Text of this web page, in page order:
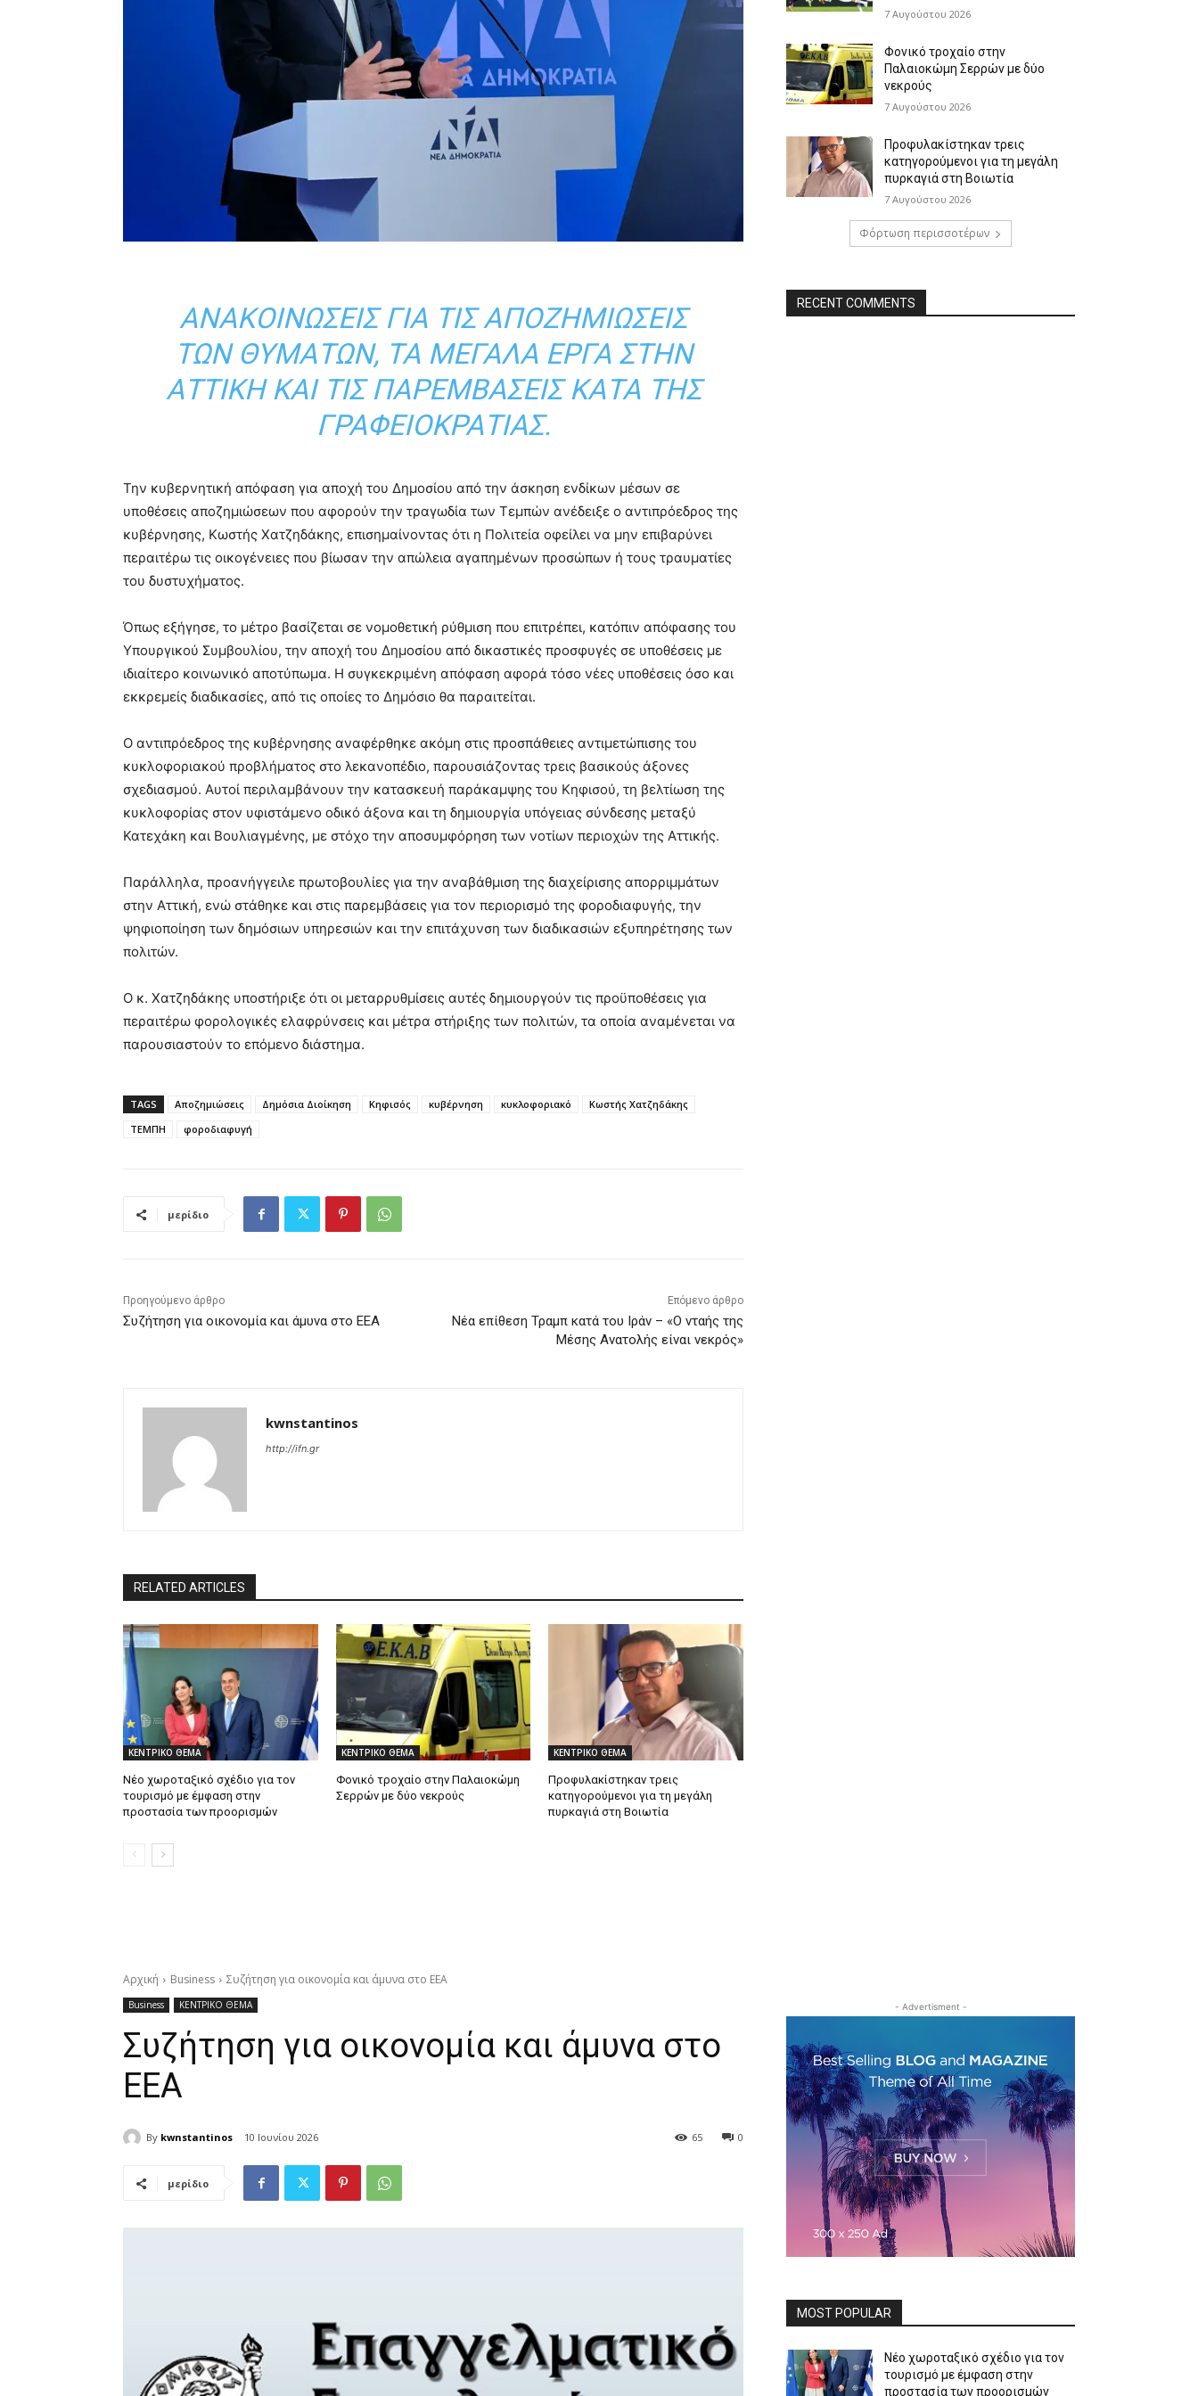
ΑΝΑΚΟΙΝΏΣΕΙΣ ΓΙΑ ΤΙΣ ΑΠΟΖΗΜΙΏΣΕΙΣ
ΤΩΝ ΘΥΜΆΤΩΝ, ΤΑ ΜΕΓΆΛΑ ΈΡΓΑ ΣΤΗΝ
ΑΤΤΙΚΉ ΚΑΙ ΤΙΣ ΠΑΡΕΜΒΆΣΕΙΣ ΚΑΤΆ ΤΗΣ
ΓΡΑΦΕΙΟΚΡΑΤΊΑΣ.
Την κυβερνητική απόφαση για αποχή του Δημοσίου από την άσκηση ενδίκων μέσων σε
υποθέσεις αποζημιώσεων που αφορούν την τραγωδία των Τεμπών ανέδειξε ο αντιπρόεδρος της
κυβέρνησης, Κωστής Χατζηδάκης, επισημαίνοντας ότι η Πολιτεία οφείλει να μην επιβαρύνει
περαιτέρω τις οικογένειες που βίωσαν την απώλεια αγαπημένων προσώπων ή τους τραυματίες
του δυστυχήματος.
Όπως εξήγησε, το μέτρο βασίζεται σε νομοθετική ρύθμιση που επιτρέπει, κατόπιν απόφασης του
Υπουργικού Συμβουλίου, την αποχή του Δημοσίου από δικαστικές προσφυγές σε υποθέσεις με
ιδιαίτερο κοινωνικό αποτύπωμα. Η συγκεκριμένη απόφαση αφορά τόσο νέες υποθέσεις όσο και
εκκρεμείς διαδικασίες, από τις οποίες το Δημόσιο θα παραιτείται.
Ο αντιπρόεδρος της κυβέρνησης αναφέρθηκε ακόμη στις προσπάθειες αντιμετώπισης του
κυκλοφοριακού προβλήματος στο λεκανοπέδιο, παρουσιάζοντας τρεις βασικούς άξονες
σχεδιασμού. Αυτοί περιλαμβάνουν την κατασκευή παράκαμψης του Κηφισού, τη βελτίωση της
κυκλοφορίας στον υφιστάμενο οδικό άξονα και τη δημιουργία υπόγειας σύνδεσης μεταξύ
Κατεχάκη και Βουλιαγμένης, με στόχο την αποσυμφόρηση των νοτίων περιοχών της Αττικής.
Παράλληλα, προανήγγειλε πρωτοβουλίες για την αναβάθμιση της διαχείρισης απορριμμάτων
στην Αττική, ενώ στάθηκε και στις παρεμβάσεις για τον περιορισμό της φοροδιαφυγής, την
ψηφιοποίηση των δημόσιων υπηρεσιών και την επιτάχυνση των διαδικασιών εξυπηρέτησης των
πολιτών.
Ο κ. Χατζηδάκης υποστήριξε ότι οι μεταρρυθμίσεις αυτές δημιουργούν τις προϋποθέσεις για
περαιτέρω φορολογικές ελαφρύνσεις και μέτρα στήριξης των πολιτών, τα οποία αναμένεται να
παρουσιαστούν το επόμενο διάστημα.
TAGS Αποζημιώσεις Δημόσια Διοίκηση Κηφισός κυβέρνηση κυκλοφοριακό
Κωστής Χατζηδάκης
ΤΕΜΠΗ
φοροδιαφυγή
μερίδιο
Προηγούμενο άρθρο
Συζήτηση για οικονομία και άμυνα στο ΕΕΑ
Επόμενο άρθρο
Νέα επίθεση Τραμπ κατά του Ιράν – «Ο νταής της
Μέσης Ανατολής είναι νεκρός»
kwnstantinos
http://ifn.gr
RELATED ARTICLES
ΚΕΝΤΡΙΚΟ ΘΕΜΑ
Νέο χωροταξικό σχέδιο για τον
τουρισμό με έμφαση στην
προστασία των προορισμών
ΚΕΝΤΡΙΚΟ ΘΕΜΑ
Φονικό τροχαίο στην Παλαιοκώμη
Σερρών με δύο νεκρούς
ΚΕΝΤΡΙΚΟ ΘΕΜΑ
Προφυλακίστηκαν τρεις
κατηγορούμενοι για τη μεγάλη
πυρκαγιά στη Βοιωτία
7 Αυγούστου 2026
Φονικό τροχαίο στην
Παλαιοκώμη Σερρών με δύο
νεκρούς
7 Αυγούστου 2026
Προφυλακίστηκαν τρεις
κατηγορούμενοι για τη μεγάλη
πυρκαγιά στη Βοιωτία
7 Αυγούστου 2026
Φόρτωση περισσοτέρων
RECENT COMMENTS